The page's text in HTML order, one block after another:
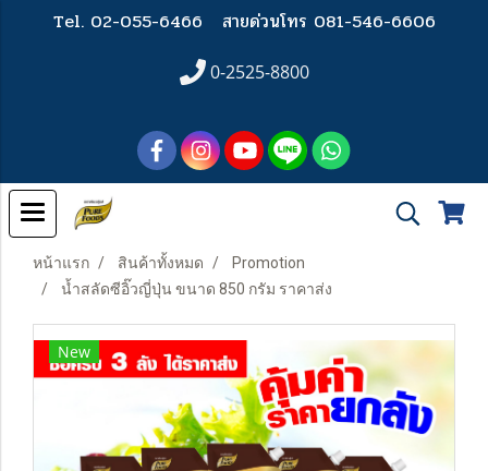
Tel. 02-055-6466 สายด่วนโทร 081-546-6606
0-2525-8800
หน้าแรก สินค้าทั้งหมด
Promotion
น้ำสลัดซีอิ๊วญี่ปุ่น ขนาด 850 กรัม ราคาส่ง
New